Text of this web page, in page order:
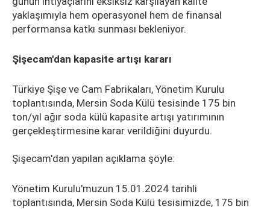
yaklaşımıyla hem operasyonel hem de finansal
performansa katkı sunması bekleniyor.
Şişecam'dan kapasite artışı kararı
Türkiye Şişe ve Cam Fabrikaları, Yönetim Kurulu
toplantısında, Mersin Soda Külü tesisinde 175 bin
ton/yıl ağır soda külü kapasite artışı yatırımının
gerçekleştirmesine karar verildiğini duyurdu.
Şişecam'dan yapılan açıklama şöyle:
Yönetim Kurulu'muzun 15.01.2024 tarihli
toplantısında, Mersin Soda Külü tesisimizde, 175 bin